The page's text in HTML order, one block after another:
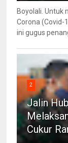
Boyolali. Untuk
Corona (Covid-
ini gugus
2
Jalin
Cukur